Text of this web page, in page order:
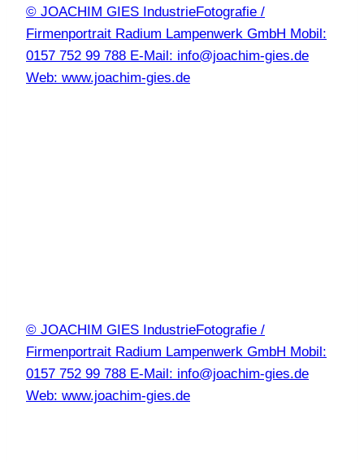
© JOACHIM GIES IndustrieFotografie /
Firmenportrait Radium Lampenwerk GmbH Mobil:
0157 752 99 788 E-Mail: info@joachim-gies.de
Web: www.joachim-gies.de
© JOACHIM GIES IndustrieFotografie /
Firmenportrait Radium Lampenwerk GmbH Mobil:
0157 752 99 788 E-Mail: info@joachim-gies.de
Web: www.joachim-gies.de